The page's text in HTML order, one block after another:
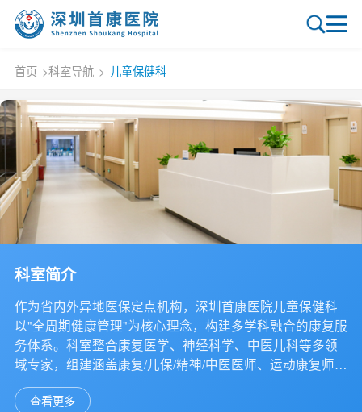
首页 >科室导航 > 儿童保健科
科室简介
作为省内外异地医保定点机构，深圳首康医院儿童保健科
以"全周期健康管理"为核心理念，构建多学科融合的康复服
务体系。科室整合康复医学、神经科学、中医儿科等多领
域专家，组建涵盖康复/儿保/精神/中医医师、运动康复师、
认知训练师、言语治疗师及感统训练师等专业团队，为0-
18岁特殊儿童提供"评估-干预-随访"全流程管理。
查看更多